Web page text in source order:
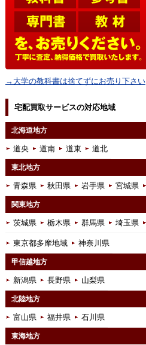
→大学の教科書は捨てずにお売り下さい
宅配買取サービスの対応地域
北海道地方
道央 道南 道東 道北
東北地方
青森県 秋田県 岩手県 宮城県
関東地方
茨城県 栃木県 群馬県 埼玉県
東京都多摩地域 神奈川県
甲信越地方
新潟県 長野県 山梨県
北陸地方
富山県 福井県 石川県
東海地方